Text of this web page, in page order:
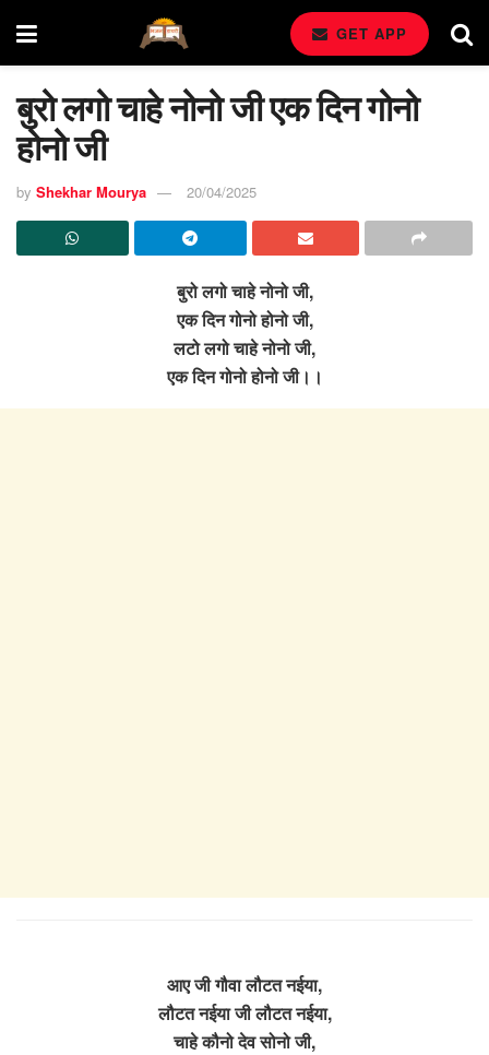
GET APP
बुरो लगो चाहे नोनो जी एक दिन गोनो
होनो जी
by Shekhar Mourya 20/04/2025
बुरो लगो चाहे नोनो जी,
एक दिन गोनो होनो जी,
लटो लगो चाहे नोनो जी,
एक दिन गोनो होनो जी।।
आए जी गौवा लौटत नईया,
लौटत नईया जी लौटत नईया,
चाहे कौनो देव सोनो जी,